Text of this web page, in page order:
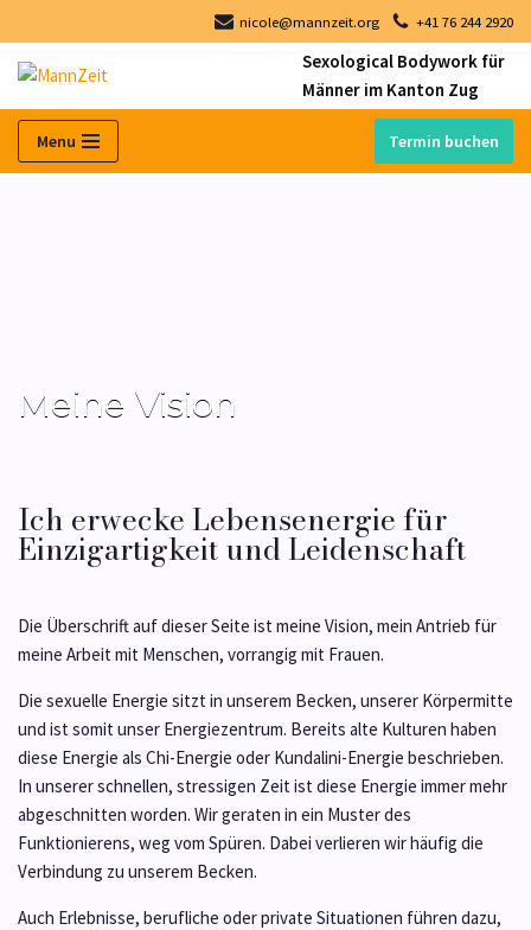
Zum
springen
nicole@mannzeit.org +41 76 244 2920
Sexological Bodywork für
Männer im Kanton Zug
Menu Termin buchen
Meine Vision
Ich erwecke Lebensenergie für
Einzigartigkeit und Leidenschaft
Die Überschrift auf dieser Seite ist meine Vision, mein Antrieb für
meine Arbeit mit Menschen, vorrangig mit Frauen.
Die sexuelle Energie sitzt in unserem Becken, unserer Körpermitte
und ist somit unser Energiezentrum. Bereits alte Kulturen haben
diese Energie als Chi-Energie oder Kundalini-Energie beschrieben.
In unserer schnellen, stressigen Zeit ist diese Energie immer mehr
abgeschnitten worden. Wir geraten in ein Muster des
Funktionierens, weg vom Spüren. Dabei verlieren wir häufig die
Verbindung zu unserem Becken.
Auch Erlebnisse, berufliche oder private Situationen führen dazu,